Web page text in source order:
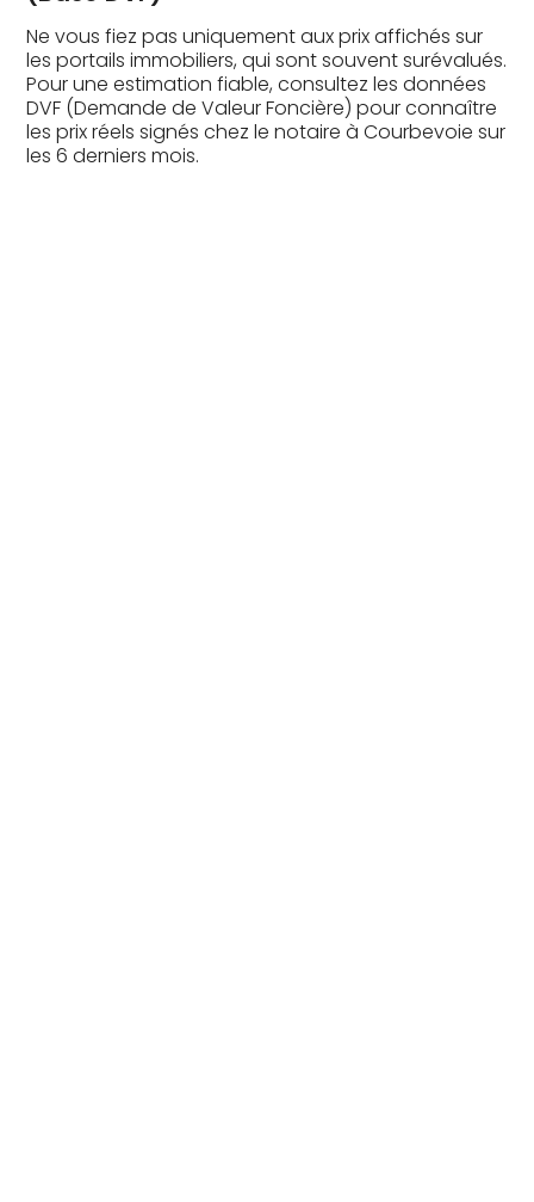
Ne vous fiez pas uniquement aux prix affichés sur
les portails immobiliers, qui sont souvent surévalués.
Pour une estimation fiable, consultez les données
DVF (Demande de Valeur Foncière) pour connaître
les prix réels signés chez le notaire à Courbevoie sur
les 6 derniers mois.